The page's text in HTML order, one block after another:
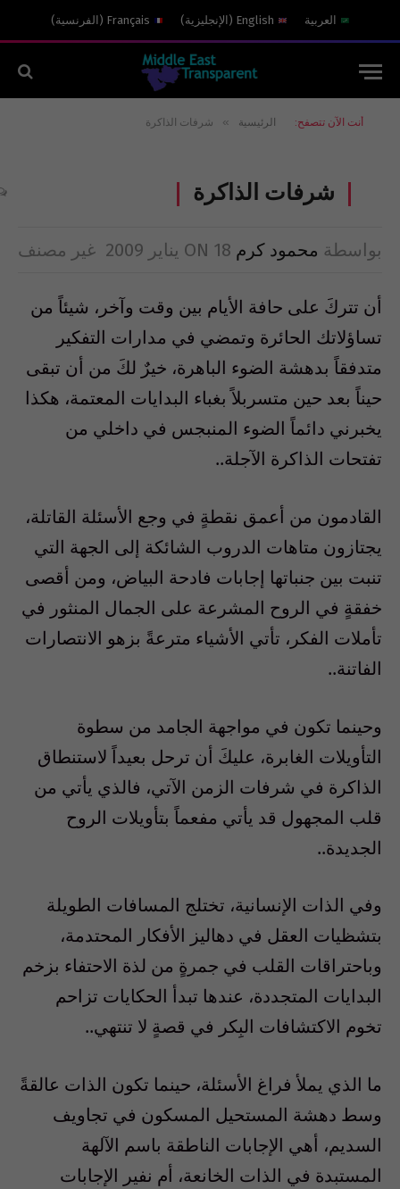
العربية English
( الإنجليزية)
Français
( الفرنسية)
أنت الآن تتصفح: الرئيسية » شرفات الذاكرة
شرفات الذاكرة
بواسطة محمود كرم ON 18 يناير 2009 غير مصنف
أن تتركَ على حافة الأيام بين وقت وآخر، شيئاً من
تساؤلاتك الحائرة وتمضي في مدارات التفكير
متدفقاً بدهشة الضوء الباهرة، خيرٌ لكَ من أن تبقى
حيناً بعد حين متسربلاً بغباء البدايات المعتمة، هكذا
يخبرني دائماً الضوء المنبجس في داخلي من
تفتحات الذاكرة الآجلة..
القادمون من أعمق نقطةٍ في وجع الأسئلة القاتلة،
يجتازون متاهات الدروب الشائكة إلى الجهة التي
تنبت بين جنباتها إجابات فادحة البياض، ومن أقصى
خفقةٍ في الروح المشرعة على الجمال المنثور في
تأملات الفكر، تأتي الأشياء مترعةً بزهو الانتصارات
الفاتنة..
وحينما تكون في مواجهة الجامد من سطوة
التأويلات الغابرة، عليكَ أن ترحل بعيداً لاستنطاق
الذاكرة في شرفات الزمن الآتي، فالذي يأتي من
قلب المجهول قد يأتي مفعماً بتأويلات الروح
الجديدة..
وفي الذات الإنسانية، تختلج المسافات الطويلة
بتشظيات العقل في دهاليز الأفكار المحتدمة،
وباحتراقات القلب في جمرةٍ من لذة الاحتفاء بزخم
البدايات المتجددة، عندها تبدأ الحكايات تزاحم
تخوم الاكتشافات البِكر في قصةٍ لا تنتهي..
ما الذي يملأ فراغ الأسئلة، حينما تكون الذات عالقةً
وسط دهشة المستحيل المسكون في تجاويف
السديم، أهي الإجابات الناطقة باسم الآلهة
المستبدة في الذات الخانعة، أم نفير الإجابات